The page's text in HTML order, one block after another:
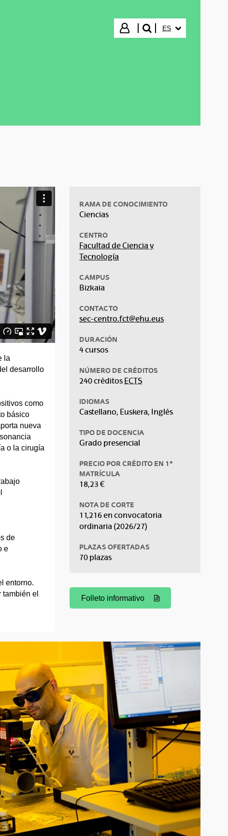
Iniciar sesión
buscar"
ES
la
desarrollo
como
básico
nueva
o la cirugía
de
e
entorno.
el
RAMA DE CONOCIMIENTO
Ciencias
CENTRO
Facultad de Ciencia y
Tecnología
CAMPUS
Bizkaia
CONTACTO
sec-centro.fct@ehu.eus
DURACIÓN
4 cursos
NÚMERO DE CRÉDITOS
240 créditos ECTS
IDIOMAS
Castellano, Euskera, Inglés
TIPO DE DOCENCIA
Grado presencial
PRECIO POR CRÉDITO EN 1ª
MATRÍCULA
18,23 €
NOTA DE CORTE
11,216 en convocatoria
ordinaria (2026/27)
PLAZAS OFERTADAS
70 plazas
(Abre una nueva ventana)
Folleto informativo